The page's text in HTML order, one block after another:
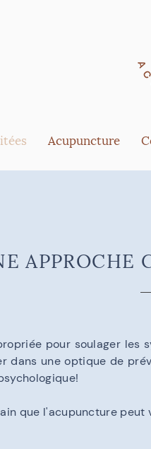
Acupuncture
APPROCHE
pour soulager
dans une optique de
que l'acupuncture peut